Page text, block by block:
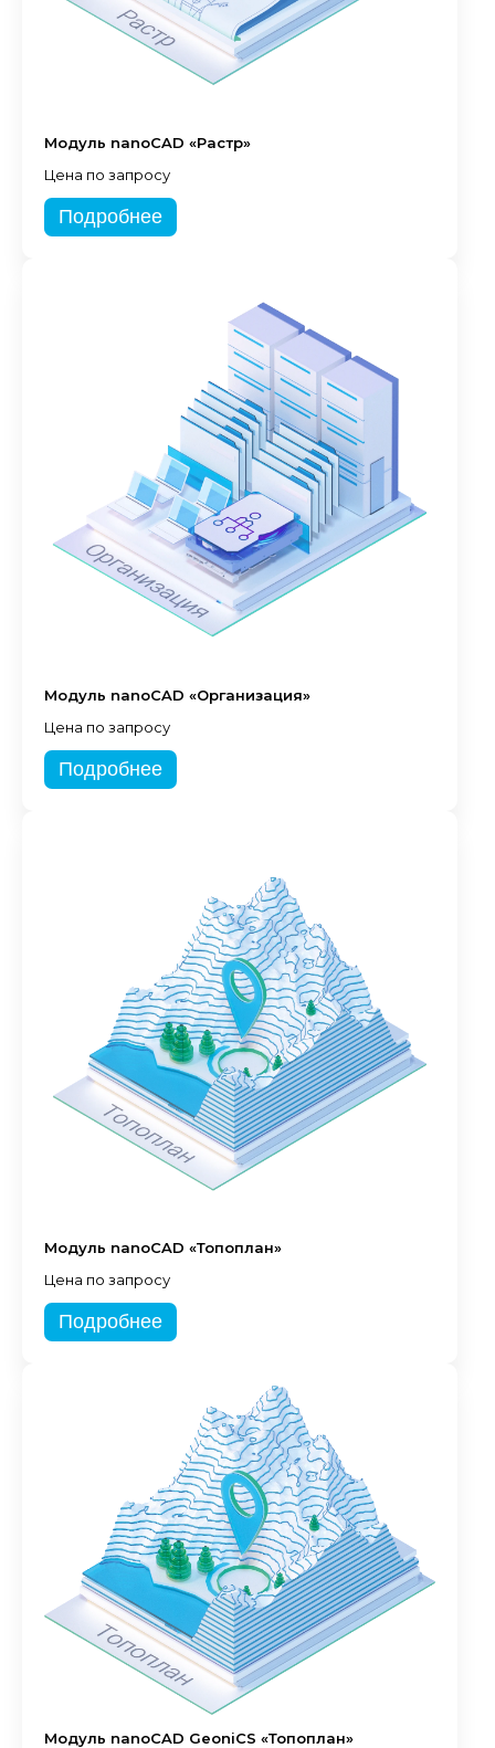
Модуль nanoCAD «Растр»
Цена по запросу
Подробнее
Модуль nanoCAD «Организация»
Цена по запросу
Подробнее
Модуль nanoCAD «Топоплан»
Цена по запросу
Подробнее
Модуль nanoCAD GeoniCS «Топоплан»